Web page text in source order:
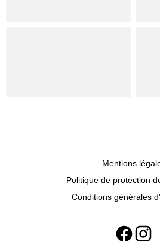
Mentions
Politique de protection
Conditions générales